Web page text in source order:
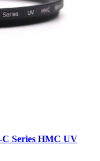
Series HMC UV